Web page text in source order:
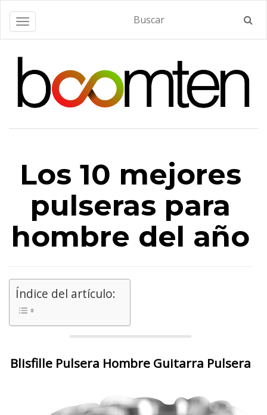
Alternar navegación
Los 10 mejores
pulseras para
hombre del año
Índice del artículo:
Blisfille Pulsera Hombre Guitarra Pulsera